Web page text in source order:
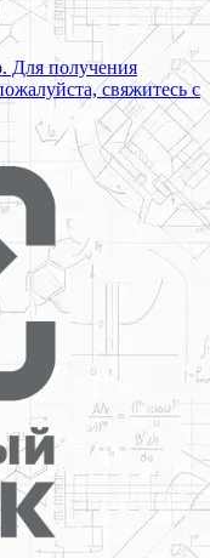
Для получения
свяжитесь с